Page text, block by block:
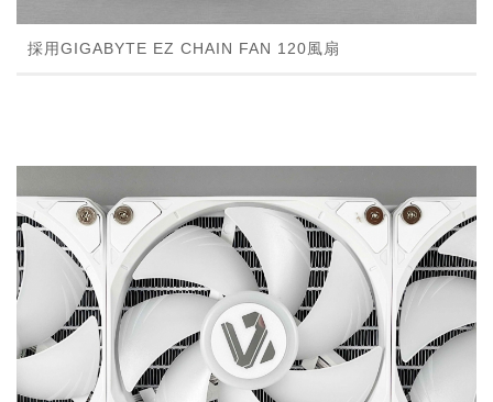
採用GIGABYTE EZ CHAIN FAN 120風扇